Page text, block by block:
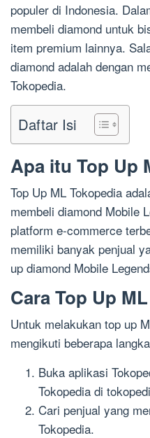
populer di Indonesia.
membeli diamond untuk
item premium lainnya.
diamond adalah dengan
Tokopedia.
Daftar Isi
Apa itu Top Up
Top Up ML Tokopedia
membeli diamond Mobile
platform e-commerce
memiliki banyak penjual
up diamond Mobile
Cara Top Up
Untuk melakukan top up
mengikuti beberapa
Buka aplikasi
Tokopedia di
Cari penjual yang
Tokopedia.